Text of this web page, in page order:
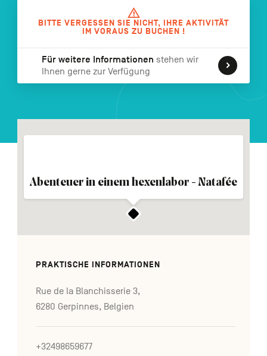
Navigation
secondaire
BITTE VERGESSEN SIE NICHT, IHRE AKTIVITÄT
IM VORAUS ZU BUCHEN !
Für weitere Informationen stehen wir
Ihnen gerne zur Verfügung
Abenteuer in einem hexenlabor - Natafée
PRAKTISCHE INFORMATIONEN
Rue de la Blanchisserie 3,
6280 Gerpinnes, Belgien
+32498659677